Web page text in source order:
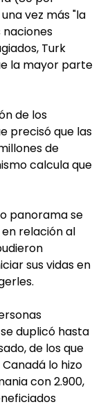
vez más "la
naciones
Turk
la mayor parte
de los
precisó que las
de
calcula que
panorama se
relación al
sus vidas en
duplicó hasta
de los que
lo hizo
con 2.900,